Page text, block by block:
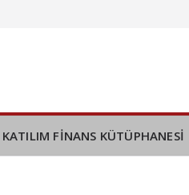
KATILIM FİNANS KÜTÜPHANESİ